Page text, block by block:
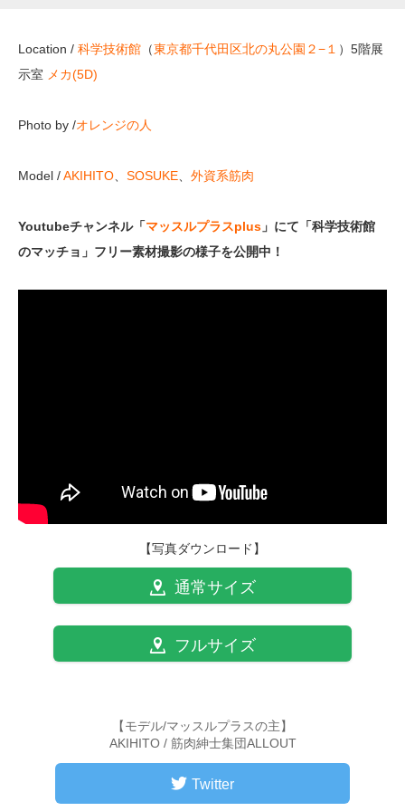
Location / 科学技術館 （東京都千代田区北の丸公園２−１ ）5階展
示室 メカ(5D)
Photo by /オレンジの人
Model /AKIHITO SOSUKE 外資系筋肉
Youtubeチャンネル「マッスルプラスplus 」にて「科学技術館
のマッチョ」フリー素材撮影の様子を公開中！
【写真ダウンロード】
通常サイズ
フルサイズ
【モデル/マッスルプラスの主】
AKIHITO / 筋肉紳士集団ALLOUT
Twitter